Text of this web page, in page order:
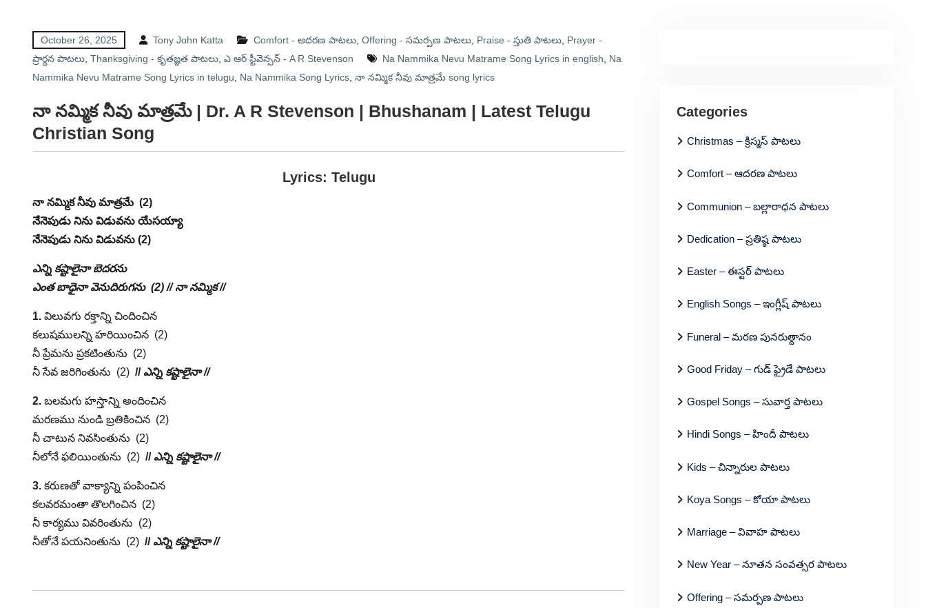
October 26, 2025 Tony John Katta Comfort - ఆదరణ పాటలు Offering - సమర్పణ పాటలు Praise - స్తుతి పాటలు Prayer -
ప్రార్థన పాటలు Thanksgiving - కృతజ్ఞత పాటలు ఎ ఆర్ స్టీవెన్సన్ - A R Stevenson Na Nammika Nevu Matrame Song Lyrics in english
Na
Nammika Nevu Matrame Song Lyrics in telugu
Na Nammika Song Lyrics నా నమ్మిక నీవు మాత్రమే song lyrics
నా నమ్మిక నీవు మాత్రమే | Dr. A R Stevenson | Bhushanam | Latest Telugu
Christian Song
Lyrics: Telugu
నా నమ్మిక నీవు మాత్రమే (2)
నేనెపుడు నిను విడువను యేసయ్యా
నేనెపుడు నిను విడువను (2)
ఎన్ని కష్టాలైనా బెదరను
ఎంత బాధైనా వెనుదిరుగను (2) // నా నమ్మిక //
1. విలువగు రక్తాన్ని చిందించిన
కలుషములన్ని హరియించిన (2)
నీ ప్రేమను ప్రకటింతును (2)
నీ సేవ జరిగింతును (2) // ఎన్ని కష్టాలైనా //
2. బలమగు హస్తాన్ని అందించిన
మరణము నుండి బ్రతికించిన (2)
నీ చాటున నివసింతును (2)
నీలోనే ఫలియింతును (2) // ఎన్ని కష్టాలైనా //
3. కరుణతో వాక్యాన్ని పంపించిన
కలవరమంతా తొలగించిన (2)
నీ కార్యము వివరింతును (2)
నీతోనే పయనింతును (2) // ఎన్ని కష్టాలైనా //
Categories
Christmas – క్రిస్మస్ పాటలు
Comfort – ఆదరణ పాటలు
Communion – బల్లారాధన పాటలు
Dedication – ప్రతిష్ఠ పాటలు
Easter – ఈస్టర్ పాటలు
English Songs – ఇంగ్లీష్ పాటలు
Funeral – మరణ పునరుత్దానం
Good Friday – గుడ్ ఫ్రైడే పాటలు
Gospel Songs – సువార్త పాటలు
Hindi Songs – హిందీ పాటలు
Kids – చిన్నారుల పాటలు
Koya Songs – కోయా పాటలు
Marriage – వివాహ పాటలు
New Year – నూతన సంవత్సర పాటలు
Offering – సమర్పణ పాటలు